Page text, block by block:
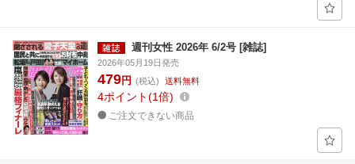
週刊女性 2026年 6/2号 [雑誌]
2026年05月19日発売
479円 (税込) 送料無料
4ポイント 1倍
ご注文できない商品